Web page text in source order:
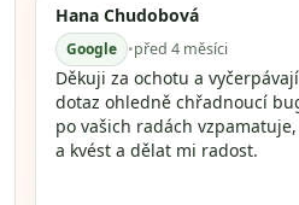
Hana Chudobová
Google •před 4 měsíci
Děkuji za ochotu a
dotaz ohledně chřadnoucí
po vašich radách
a kvést a dělat mi radost.